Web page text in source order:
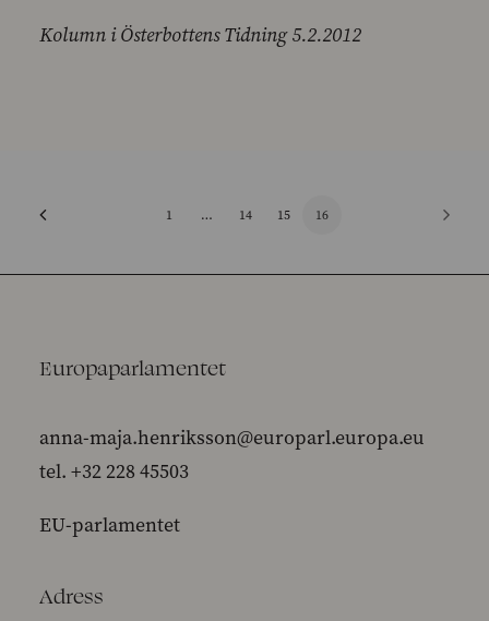
Kolumn i Österbottens Tidning 5.2.2012
1 … 14 15 16
Europaparlamentet
anna-maja.henriksson@europarl.europa.eu
tel. +32 228 45503
EU-parlamentet
Adress